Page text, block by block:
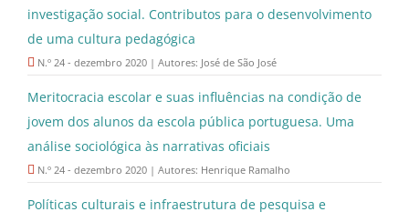
investigação social. Contributos para o desenvolvimento
de uma cultura pedagógica
N.º 24 - dezembro 2020 | Autores: José de São José
Meritocracia escolar e suas influências na condição de
jovem dos alunos da escola pública portuguesa. Uma
análise sociológica às narrativas oficiais
N.º 24 - dezembro 2020 | Autores: Henrique Ramalho
Políticas culturais e infraestrutura de pesquisa e